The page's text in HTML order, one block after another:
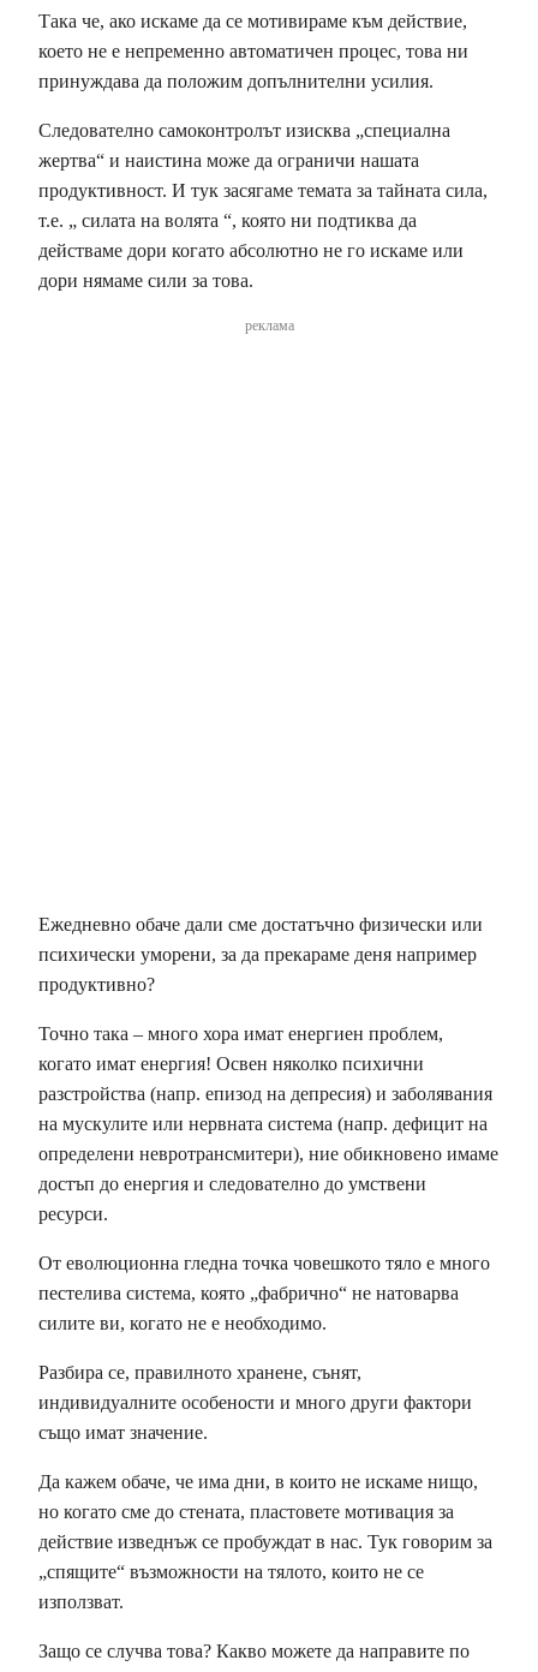
Така че, ако искаме да се мотивираме към действие,
което не е непременно автоматичен процес, това ни
принуждава да положим допълнителни усилия.
Следователно самоконтролът изисква „специална
жертва“ и наистина може да ограничи нашата
продуктивност. И тук засягаме темата за тайната сила,
т.е. „ силата на волята “, която ни подтиква да
действаме дори когато абсолютно не го искаме или
дори нямаме сили за това.
реклама
Ежедневно обаче дали сме достатъчно физически или
психически уморени, за да прекараме деня например
продуктивно?
Точно така – много хора имат енергиен проблем,
когато имат енергия! Освен няколко психични
разстройства (напр. епизод на депресия) и заболявания
на мускулите или нервната система (напр. дефицит на
определени невротрансмитери), ние обикновено имаме
достъп до енергия и следователно до умствени
ресурси.
От еволюционна гледна точка човешкото тяло е много
пестелива система, която „фабрично“ не натоварва
силите ви, когато не е необходимо.
Разбира се, правилното хранене, сънят,
индивидуалните особености и много други фактори
също имат значение.
Да кажем обаче, че има дни, в които не искаме нищо,
но когато сме до стената, пластовете мотивация за
действие изведнъж се пробуждат в нас. Тук говорим за
„спящите“ възможности на тялото, които не се
използват.
Защо се случва това? Какво можете да направите по